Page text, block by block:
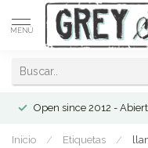
MENÚ
Open since 2012 -
Inicio / Etiquetas /